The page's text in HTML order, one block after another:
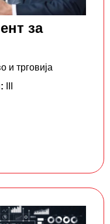
за
и трговија